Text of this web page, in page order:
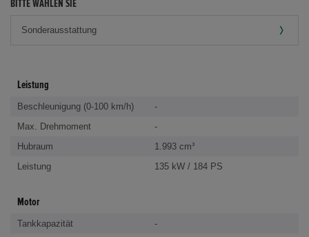
BITTE WÄHLEN SIE
Leistung
Beschleunigung (0-100 km/h)
-
Max. Drehmoment
-
Hubraum
1.993 cm³
Leistung
135 kW / 184 PS
Motor
Tankkapazität
-